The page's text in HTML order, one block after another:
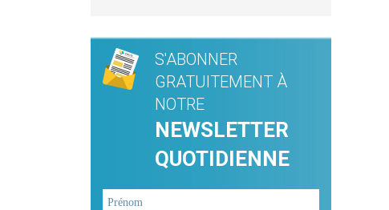
S'ABONNER
GRATUITEMENT À
NOTRE
NEWSLETTER
QUOTIDIENNE